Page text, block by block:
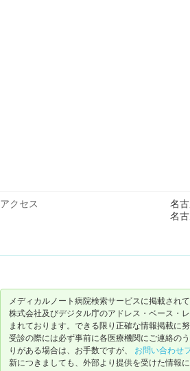
アクセス
名
名
メディカルノート病院検索サービスに掲載され
株式会社及びデジタル庁のアドレス・ベース・
まれております。できる限り正確な情報掲載に
受診の際には必ず事前に各医療機関にご連絡の
りがある場合は、お手数ですが、 お問い合わせ
新につきましても、外部より提供を受けた情報